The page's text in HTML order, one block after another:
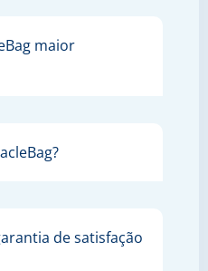
maior
de satisfação